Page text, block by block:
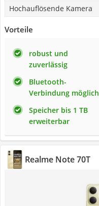
Hochauflösende Kamera
Vorteile
robust und
zuverlässig
Bluetooth-
Verbindung möglich
Speicher bis 1 TB
erweiterbar
Realme Note 70T